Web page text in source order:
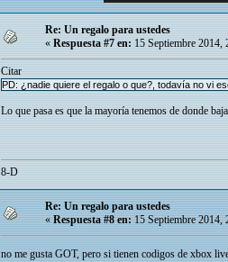
Re: Un regalo para ustedes
« Respuesta #7 en: 15 Septiembre 2014,
Citar
PD: ¿nadie quiere el regalo o que?, todavía no vi
Lo que pasa es que la mayoría tenemos de donde
8-D
Re: Un regalo para ustedes
«Respuesta #8 en:15 Septiembre 2014,
no me gusta GOT, pero si tienen codigos de xbox